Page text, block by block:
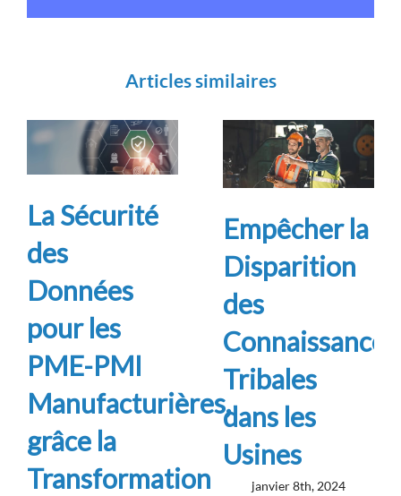
Articles similaires
La Sécurité
des
Données
pour les
PME-PMI
Manufacturières,
grâce la
Transformation
Empêcher la
Disparition
des
Connaissances
Tribales
dans les
Usines
janvier 8th, 2024